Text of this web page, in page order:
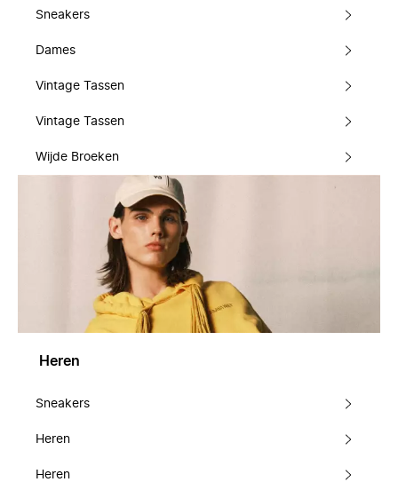
Sneakers
Dames
Vintage Tassen
Vintage Tassen
Wijde Broeken
Heren
Sneakers
Heren
Heren